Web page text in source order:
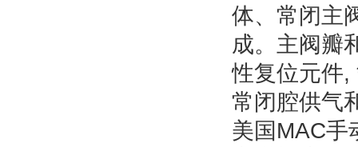
体、常闭主
成。主阀瓣
性复位元件,
常闭腔供气
美国MAC手